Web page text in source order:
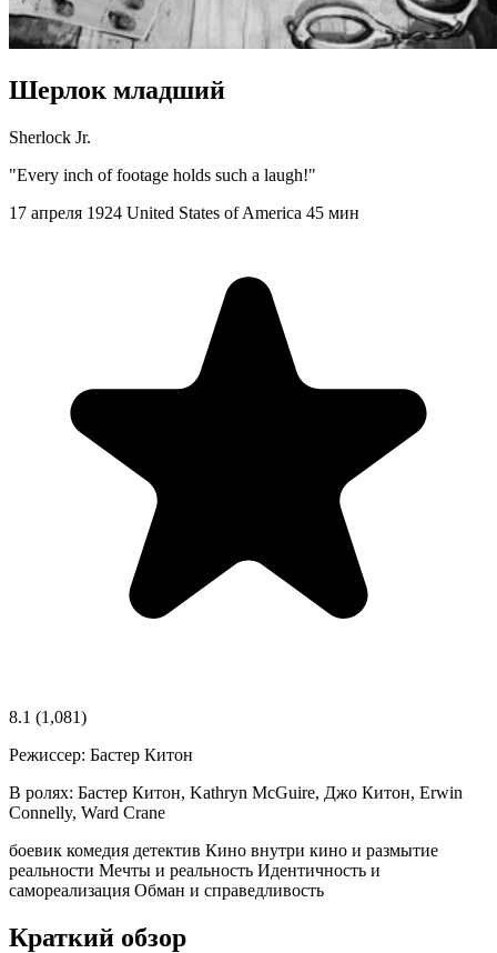
Шерлок младший
Sherlock Jr.
"Every inch of footage holds such a laugh!"
17 апреля 1924 United States of America 45 мин
8.1 (1,081)
Режиссер: Бастер Китон
В ролях: Бастер Китон, Kathryn McGuire, Джо Китон, Erwin
Connelly, Ward Crane
боевик комедия детектив Кино внутри кино и размытие
реальности Мечты и реальность Идентичность и
самореализация Обман и справедливость
Краткий обзор